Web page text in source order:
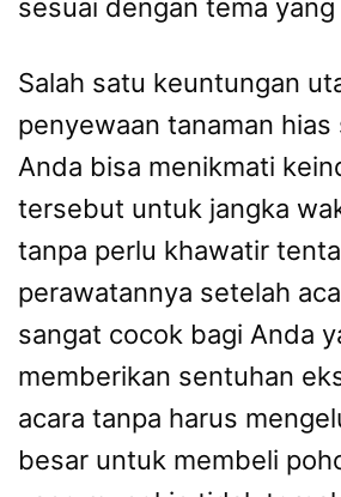
sesuai dengan tema
Salah satu keuntungan
penyewaan tanaman hias
Anda bisa menikmati
tersebut untuk jangka
tanpa perlu khawatir
perawatannya setelah
sangat cocok bagi Anda
memberikan sentuhan
acara tanpa harus
besar untuk membeli